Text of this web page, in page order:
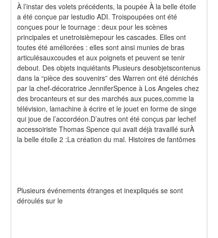
À l’instar des volets précédents, la poupée À la belle étoile
a été conçue par lestudio ADI. Troispoupées ont été
conçues pour le tournage : deux pour les scènes
principales et unetroisièmepour les cascades. Elles ont
toutes été améliorées : elles sont ainsi munies de bras
articulésauxcoudes et aux poignets et peuvent se tenir
debout. Des objets inquiétants Plusieurs desobjetscontenus
dans la “pièce des souvenirs” des Warren ont été dénichés
par la chef-décoratrice JenniferSpence à Los Angeles chez
des brocanteurs et sur des marchés aux puces,comme la
télévision, lamachine à écrire et le jouet en forme de singe
qui joue de l’accordéon.D’autres ont été conçus par lechef
accessoiriste Thomas Spence qui avait déjà travaillé surÀ
la belle étoile 2 :La création du mal. Histoires de fantômes
Plusieurs événements étranges et inexpliqués se sont
déroulés sur le